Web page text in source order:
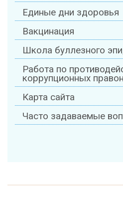
Единые дни здоровья
Вакцинация
Школа буллезного
Работа по
коррупционных
Карта сайта
Часто задаваемые